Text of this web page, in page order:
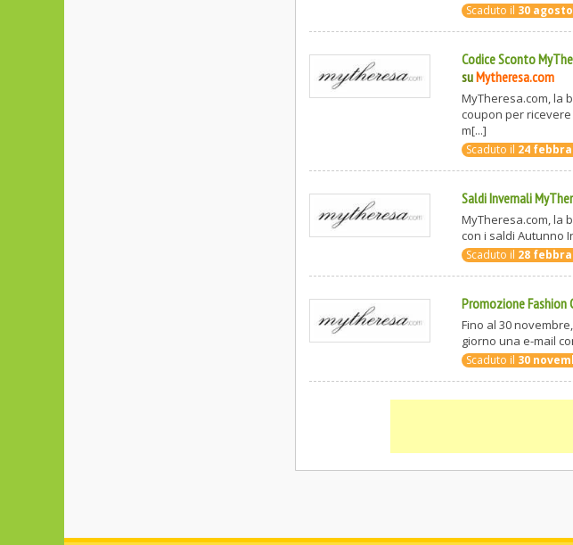
Scaduto il 30
Codice Sconto
suMytheresa.com
MyTheresa.com, la
coupon per
m[...]
Scaduto il 24
Saldi Invernali
MyTheresa.com, la
con i saldi Autunno
Scaduto il 28
Promozione Fashion
Fino al 30
giorno una e-mail
Scaduto il 30